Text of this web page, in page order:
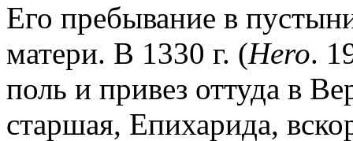
Его пребывание в
матери. В 1330 г. (Hero.
поль и привез оттуда в
старшая, Епихарида,